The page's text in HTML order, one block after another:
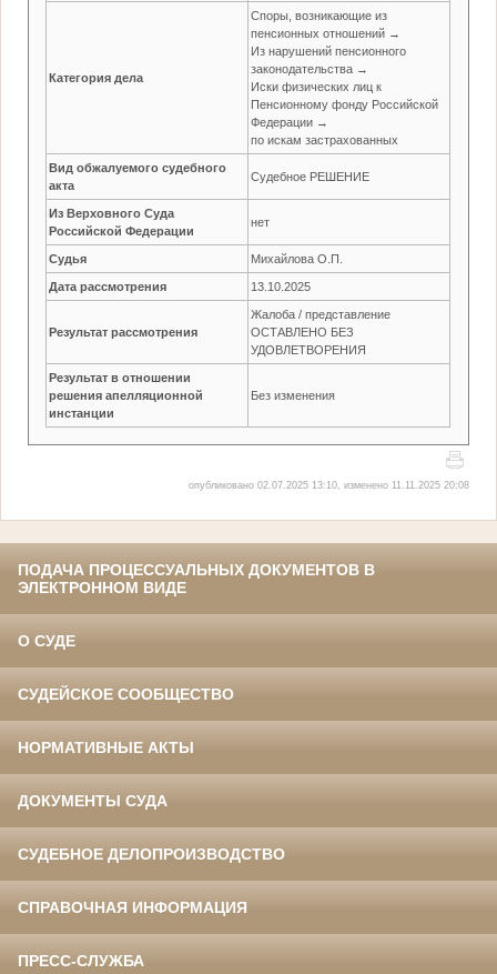
Категория дела
Споры, возникающие из
пенсионных отношений →
Из нарушений пенсионного
законодательства →
Иски физических лиц к
Пенсионному фонду Российской
Федерации →
по искам застрахованных
Вид обжалуемого судебного
акта
Судебное РЕШЕНИЕ
Из Верховного Суда
Российской Федерации
нет
Судья Михайлова О.П.
Дата рассмотрения 13.10.2025
Результат рассмотрения
Жалоба / представление
ОСТАВЛЕНО БЕЗ
УДОВЛЕТВОРЕНИЯ
Результат в отношении
решения апелляционной
инстанции
Без изменения
опубликовано 02.07.2025 13:10, изменено 11.11.2025 20:08
ПОДАЧА ПРОЦЕССУАЛЬНЫХ ДОКУМЕНТОВ В
ЭЛЕКТРОННОМ ВИДЕ
О СУДЕ
СУДЕЙСКОЕ СООБЩЕСТВО
НОРМАТИВНЫЕ АКТЫ
ДОКУМЕНТЫ СУДА
СУДЕБНОЕ ДЕЛОПРОИЗВОДСТВО
СПРАВОЧНАЯ ИНФОРМАЦИЯ
ПРЕСС-СЛУЖБА